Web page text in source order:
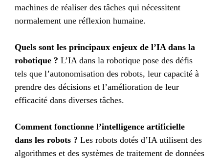
machines de réaliser des tâches qui nécessitent
normalement une réflexion humaine.
Quels sont les principaux enjeux de l’IA dans la
robotique ? L’IA dans la robotique pose des défis
tels que l’autonomisation des robots, leur capacité à
prendre des décisions et l’amélioration de leur
efficacité dans diverses tâches.
Comment fonctionne l’intelligence artificielle
dans les robots ? Les robots dotés d’IA utilisent des
algorithmes et des systèmes de traitement de données